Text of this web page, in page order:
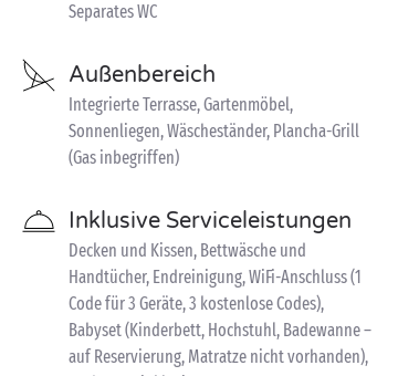
Separates WC
Außenbereich
Integrierte Terrasse, Gartenmöbel,
Sonnenliegen, Wäscheständer, Plancha-Grill
(Gas inbegriffen)
Inklusive Serviceleistungen
Decken und Kissen, Bettwäsche und
Handtücher, Endreinigung, WiFi-Anschluss (1
Code für 3 Geräte, 3 kostenlose Codes),
Babyset (Kinderbett, Hochstuhl, Badewanne –
auf Reservierung, Matratze nicht vorhanden),